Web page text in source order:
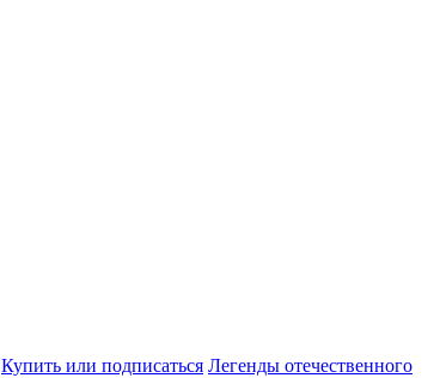
Купить или подписаться Легенды отечественного